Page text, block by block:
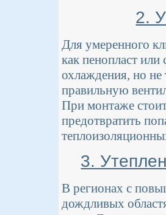
2.
Для умеренного
как пенопласт
охлаждения, но
правильную
При монтаже
предотвратить
3.
В регионах с
дождливых